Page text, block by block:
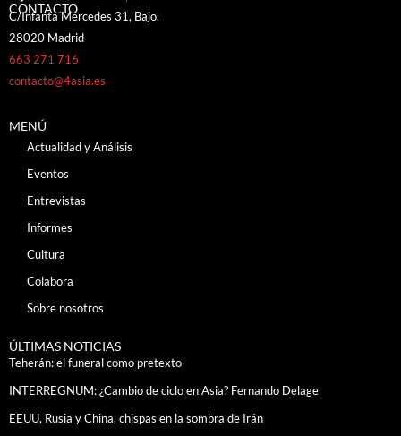
CONTACTO
C/Infanta Mercedes 31, Bajo.
28020 Madrid
663 271 716
contacto@4asia.es
MENÚ
Actualidad y Análisis
Eventos
Entrevistas
Informes
Cultura
Colabora
Sobre nosotros
ÚLTIMAS NOTICIAS
Teherán: el funeral como pretexto
INTERREGNUM: ¿Cambio de ciclo en Asia? Fernando Delage
EEUU, Rusia y China, chispas en la sombra de Irán